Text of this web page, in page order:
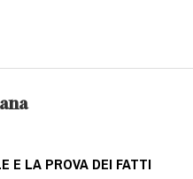
E LA PROVA DEI FATTI